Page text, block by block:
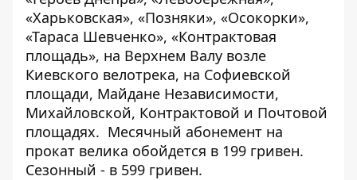
«Харьковская», «Позняки», «Осокорки»,
«Тараса Шевченко», «Контрактовая
площадь», на Верхнем Валу возле
Киевского велотрека, на Софиевской
площади, Майдане Независимости,
Михайловской, Контрактовой и Почтовой
площадях. Месячный абонемент на
прокат велика обойдется в 199 гривен.
Сезонный - в 599 гривен.